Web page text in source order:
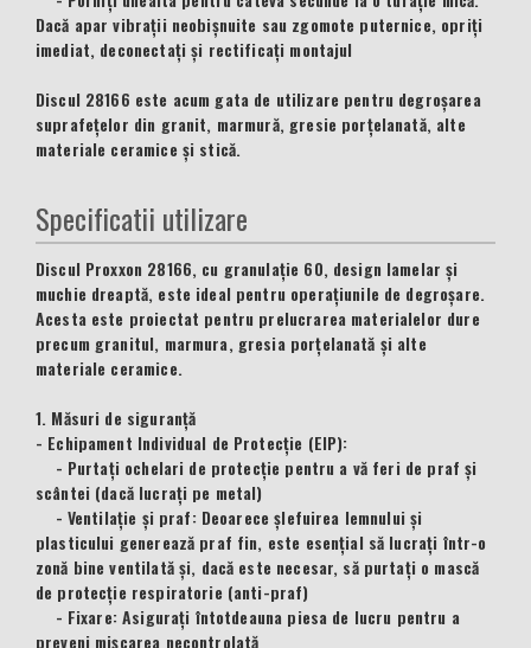
Dacă apar vibrații neobișnuite sau zgomote puternice, opriți
imediat, deconectați și rectificați montajul
Discul 28166 este acum gata de utilizare pentru degroșarea
suprafețelor din granit, marmură, gresie porțelanată, alte
materiale ceramice și stică.
Specificatii utilizare
Discul Proxxon 28166, cu granulație 60, design lamelar și
muchie dreaptă, este ideal pentru operațiunile de degroșare.
Acesta este proiectat pentru prelucrarea materialelor dure
precum granitul, marmura, gresia porțelanată și alte
materiale ceramice.
1. Măsuri de siguranță
- Echipament Individual de Protecție (EIP):
- Purtați ochelari de protecție pentru a vă feri de praf și
scântei (dacă lucrați pe metal)
- Ventilație și praf: Deoarece șlefuirea lemnului și
plasticului generează praf fin, este esențial să lucrați într-o
zonă bine ventilată și, dacă este necesar, să purtați o mască
de protecție respiratorie (anti-praf)
- Fixare: Asigurați întotdeauna piesa de lucru pentru a
preveni mișcarea necontrolată